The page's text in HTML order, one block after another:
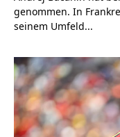
genommen. In
seinem Umfeld...